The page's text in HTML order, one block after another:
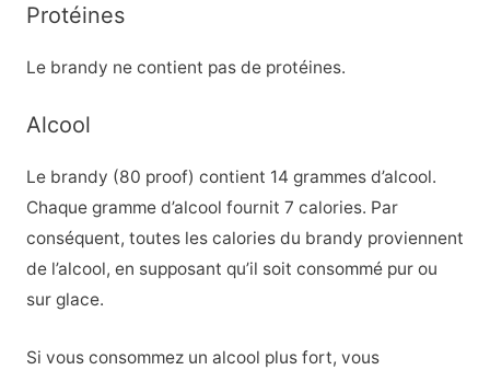
Protéines
Le brandy ne contient pas de protéines.
Alcool
Le brandy (80 proof) contient 14 grammes d’alcool.
Chaque gramme d’alcool fournit 7 calories. Par
conséquent, toutes les calories du brandy proviennent
de l’alcool, en supposant qu’il soit consommé pur ou
sur glace.
Si vous consommez un alcool plus fort, vous